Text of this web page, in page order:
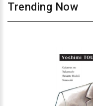
Trending Now